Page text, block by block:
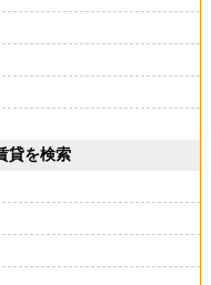
貸を検索